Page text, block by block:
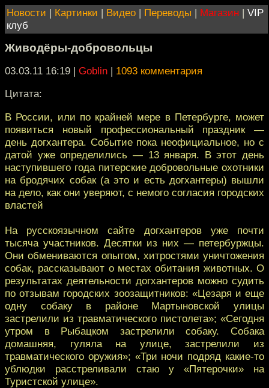
Новости | Картинки | Видео | Переводы | Магазин | VIP
клуб
Живодёры-добровольцы
03.03.11 16:19 | Goblin | 1093 комментария
Цитата:
В России, или по крайней мере в Петербурге, может
появиться новый профессиональный праздник —
день догхантера. Событие пока неофициальное, но с
датой уже определились — 13 января. В этот день
наступившего года питерские добровольные охотники
на бродячих собак (а это и есть догхантеры) вышли
на дело, как они уверяют, с немого согласия городских
властей
На русскоязычном сайте догхантеров уже почти
тысяча участников. Десятки из них — петербуржцы.
Они обмениваются опытом, хитростями уничтожения
собак, рассказывают о местах обитания животных. О
результатах деятельности догхантеров можно судить
по отзывам городских зоозащитников: «Цезаря и еще
одну собаку в районе Мартыновской улицы
застрелили из травматического пистолета»; «Сегодня
утром в Рыбацком застрелили собаку. Собака
домашняя, гуляла на улице, застрелили из
травматического оружия»; «Три ночи подряд какие-то
ублюдки расстреливали стаю у «Пятерочки» на
Туристской улице».